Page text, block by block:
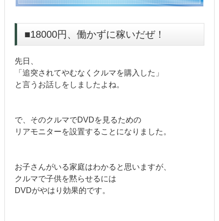
■18000円、働かずに稼いだぜ！
先日、
「追突されてやむなくクルマを購入した」
と言うお話しをしましたよね。
で、そのクルマでDVDを見るための
リアモニターを設置することになりました。
お子さんがいる家庭はわかると思いますが、
クルマで子供を黙らせるには
DVDがやはり効果的です。